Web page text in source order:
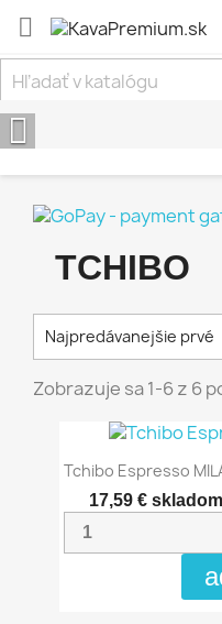


TCHIBO
Najpredávanejšie prvé
Zobrazuje sa 1-6 z 6
Tchibo Espresso
17,59 € skladom